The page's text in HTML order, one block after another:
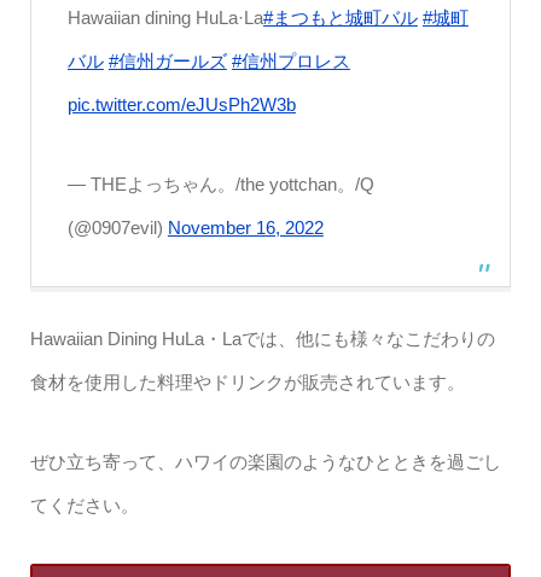
Hawaiian dining HuLa·La#まつもと城町バル #城町
バル #信州ガールズ #信州プロレス
pic.twitter.com/eJUsPh2W3b
— THEよっちゃん。/the yottchan。/Q
(@0907evil) November 16, 2022
Hawaiian Dining HuLa・Laでは、他にも様々なこだわりの
食材を使用した料理やドリンクが販売されています。
ぜひ立ち寄って、ハワイの楽園のようなひとときを過ごし
てください。